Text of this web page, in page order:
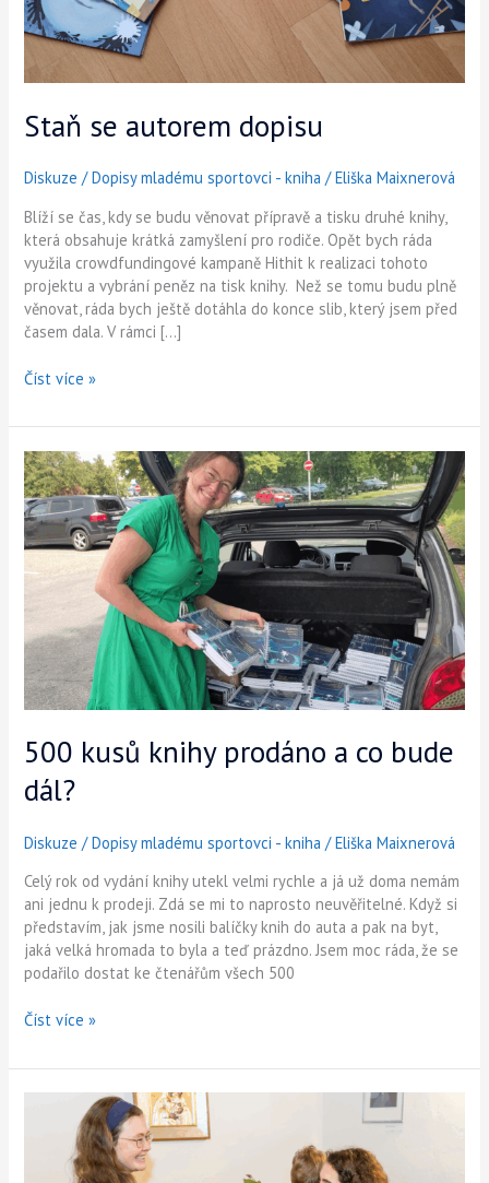
Staň se autorem dopisu
Diskuze /Dopisy mladému sportovci - kniha /Eliška Maixnerová
Blíží se čas, kdy se budu věnovat přípravě a tisku druhé knihy,
která obsahuje krátká zamyšlení pro rodiče. Opět bych ráda
využila crowdfundingové kampaně Hithit k realizaci tohoto
projektu a vybrání peněz na tisk knihy. Než se tomu budu plně
věnovat, ráda bych ještě dotáhla do konce slib, který jsem před
časem dala. V rámci […]
Číst více »
500 kusů knihy prodáno a co bude
dál?
Diskuze /Dopisy mladému sportovci - kniha /Eliška Maixnerová
Celý rok od vydání knihy utekl velmi rychle a já už doma nemám
ani jednu k prodeji. Zdá se mi to naprosto neuvěřitelné. Když si
představím, jak jsme nosili balíčky knih do auta a pak na byt,
jaká velká hromada to byla a teď prázdno. Jsem moc ráda, že se
podařilo dostat ke čtenářům všech 500
500
kusů
knihy
prodáno
a
co
dál?
Číst více »